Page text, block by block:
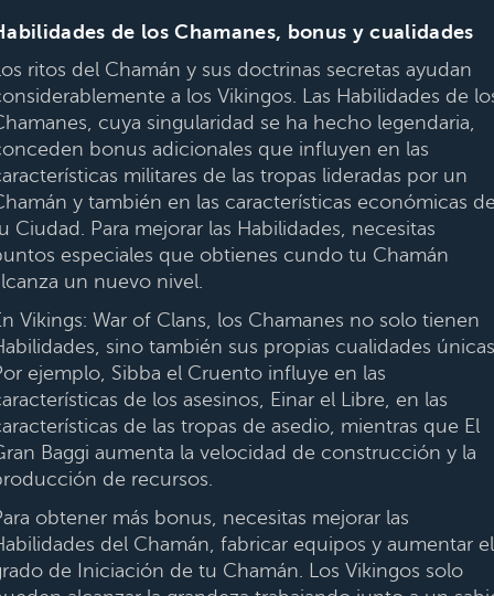
de los Chamanes, bonus y cualidades
ritos del Chamán y sus doctrinas secretas ayudan
a los Vikingos. Las Habilidades de
cuya singularidad se ha hecho legendaria,
bonus adicionales que influyen en las
militares de las tropas lideradas por un
y también en las características económicas
Ciudad. Para mejorar las Habilidades, necesitas
especiales que obtienes cundo tu Chamán
un nuevo nivel.
Vikings: War of Clans, los Chamanes no solo tienen
sino también sus propias cualidades
ejemplo, Sibba el Cruento influye en las
de los asesinos, Einar el Libre, en las
de las tropas de asedio, mientras que El
Baggi aumenta la velocidad de construcción y la
de recursos.
obtener más bonus, necesitas mejorar las
del Chamán, fabricar equipos y aumentar el
de Iniciación de tu Chamán. Los Vikingos solo